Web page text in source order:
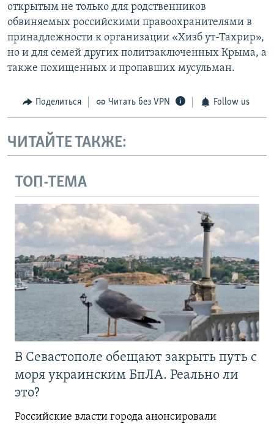
открытым не только для родственников
обвиняемых российскими правоохранителями в
принадлежности к организации «Хизб ут-Тахрир»,
но и для семей других политзаключенных Крыма, а
также похищенных и пропавших мусульман.
Поделиться Читать без VPN Follow us
ЧИТАЙТЕ ТАКЖЕ:
ТОП-ТЕМА
В Севастополе обещают закрыть путь с
моря украинским БпЛА. Реально ли
это?
Российские власти города анонсировали